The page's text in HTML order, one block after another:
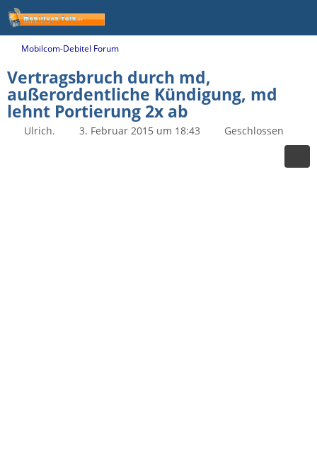
Mobilcom-Debitel Forum
Vertragsbruch durch md,
außerordentliche Kündigung, md
lehnt Portierung 2x ab
Ulrich. 3. Februar 2015 um 18:43 Geschlossen